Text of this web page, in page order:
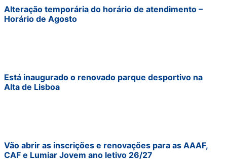
Alteração temporária do horário de atendimento –
Horário de Agosto
Está inaugurado o renovado parque desportivo na
Alta de Lisboa
Vão abrir as inscrições e renovações para as AAAF,
CAF e Lumiar Jovem ano letivo 26/27